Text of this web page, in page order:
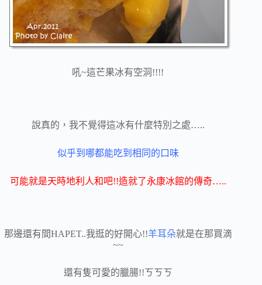
吼~這芒果冰有空洞!!!!
說真的，我不覺得這冰有什麼特別之處…..
似乎到哪都能吃到相同的口味
可能就是天時地利人和吧!!造就了永康冰館的傳奇…..
那邊還有間HAPET..我逛的好開心!!羊耳朵就是在那買滴
~~
還有隻可愛的臘腸!!ㄎㄎㄎ